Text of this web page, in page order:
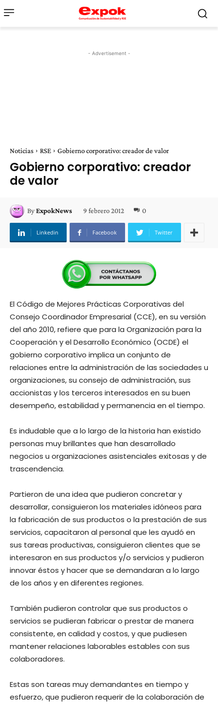
- Advertisement -
Noticias RSE Gobierno corporativo: creador de valor
Gobierno corporativo: creador
de valor
ByExpokNews 9 febrero 2012 0
Linkedin Facebook Twitter
El Código de Mejores Prácticas Corporativas del
Consejo Coordinador Empresarial (CCE), en su versión
del año 2010, refiere que para la Organización para la
Cooperación y el Desarrollo Económico (OCDE) el
gobierno corporativo implica un conjunto de
relaciones entre la administración de las sociedades u
organizaciones, su consejo de administración, sus
accionistas y los terceros interesados en su buen
desempeño, estabilidad y permanencia en el tiempo.
Es indudable que a lo largo de la historia han existido
personas muy brillantes que han desarrollado
negocios u organizaciones asistenciales exitosas y de
trascendencia.
Partieron de una idea que pudieron concretar y
desarrollar, consiguieron los materiales idóneos para
la fabricación de sus productos o la prestación de sus
servicios, capacitaron al personal que les ayudó en
sus tareas productivas, consiguieron clientes que se
interesaron en sus productos y/o servicios y pudieron
innovar éstos y hacer que se demandaran a lo largo
de los años y en diferentes regiones.
También pudieron controlar que sus productos o
servicios se pudieran fabricar o prestar de manera
consistente, en calidad y costos, y que pudiesen
mantener relaciones laborables estables con sus
colaboradores.
Estas son tareas muy demandantes en tiempo y
esfuerzo, que pudieron requerir de la colaboración de